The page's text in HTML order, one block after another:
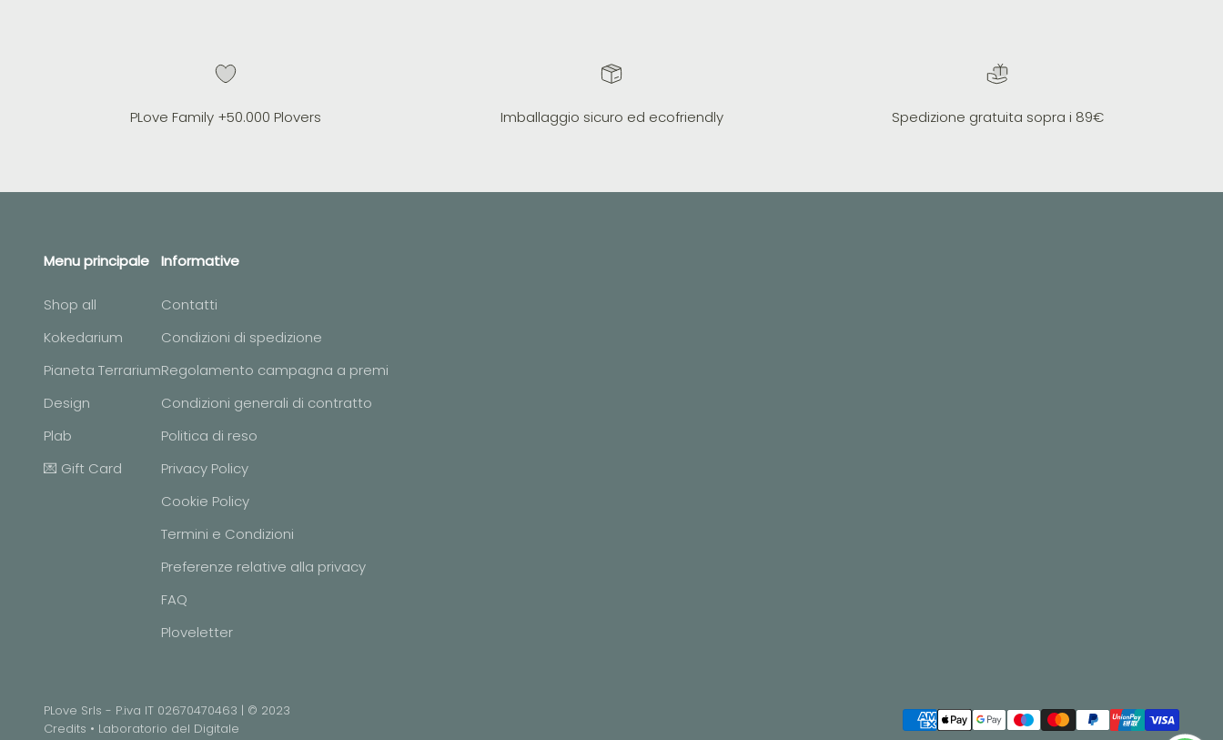
PLove Family +50.000 Plovers Imballaggio sicuro ed ecofriendly Spedizione gratuita sopra i 89€
Menu principale
Shop all
Kokedarium
Pianeta Terrarium
Design
Plab
💌 Gift Card
Informative
Contatti
Condizioni di spedizione
Regolamento campagna a premi
Condizioni generali di contratto
Politica di reso
Privacy Policy
Cookie Policy
Termini e Condizioni
Preferenze relative alla privacy
FAQ
Ploveletter
PLove Srls - P.iva IT 02670470463 | © 2023
Credits • Laboratorio del Digitale